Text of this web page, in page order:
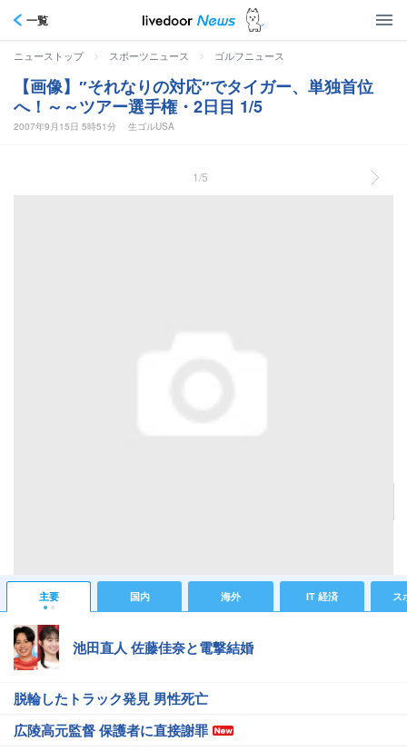
一覧
ニューストップ > スポーツニュース > ゴルフニュース
【画像】″それなりの対応″でタイガー、単独首位
へ！～～ツアー選手権・2日目 1/5
2007年9月15日 5時51分 生ゴルUSA
1/5
主要 国内 海外 IT 経済 ス
池田直人 佐藤佳奈と電撃結婚
脱輪したトラック発見 男性死亡
広陵高元監督 保護者に直接謝罪